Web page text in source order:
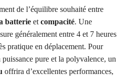
de l’équilibre souhaité entre
batterie et compacité. Une
généralement entre 4 et 7 heures
pratique en déplacement. Pour
pure et la polyvalence, un
offrira d’excellentes performances,